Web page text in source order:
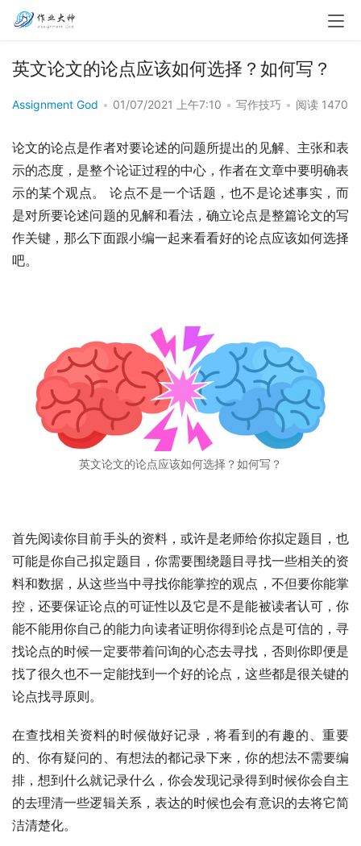
英文论文的论点应该如何选择？如何写？
Assignment God • 01/07/2021 上午7:10 • 写作技巧 • 阅读 1470
论文的论点是作者对要论述的问题所提出的见解、主张和表
示的态度，是整个论证过程的中心，作者在文章中要明确表
示的某个观点。 论点不是一个话题，也不是论述事实，而
是对所要论述问题的见解和看法，确立论点是整篇论文的写
作关键，那么下面跟小编一起来看看好的论点应该如何选择
吧。
英文论文的论点应该如何选择？如何写？
首先阅读你目前手头的资料，或许是老师给你拟定题目，也
可能是你自己拟定题目，你需要围绕题目寻找一些相关的资
料和数据，从这些当中寻找你能掌控的观点，不但要你能掌
控，还要保证论点的可证性以及它是不是能被读者认可，你
能不能用你自己的能力向读者证明你得到论点是可信的，寻
找论点的时候一定要带着问询的心态去寻找，否则你即便是
找了很久也不一定能找到一个好的论点，这些都是很关键的
论点找寻原则。
在查找相关资料的时候做好记录，将看到的有趣的、重要
的、你有疑问的、有想法的都记录下来，你的想法不需要编
排，想到什么就记录什么，你会发现记录得到时候你会自主
的去理清一些逻辑关系，表达的时候也会有意识的去将它简
洁清楚化。